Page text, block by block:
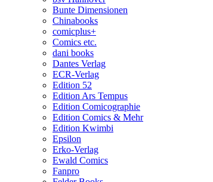
Bunte Dimensionen
Chinabooks
comicplus+
Comics etc.
dani books
Dantes Verlag
ECR-Verlag
Edition 52
Edition Ars Tempus
Edition Comicographie
Edition Comics & Mehr
Edition Kwimbi
Epsilon
Erko-Verlag
Ewald Comics
Fanpro